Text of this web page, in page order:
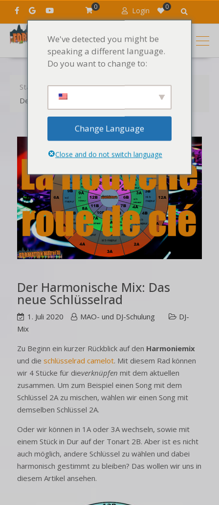
Login 0
0
Startseite
DJ-Mix
Der Harmonische Mix: Das neue Schlüsselrad
Der Harmonische Mix: Das
neue Schlüsselrad
1. Juli 2020 MAO- und DJ-Schulung
DJ-
Mix
Zu Beginn ein kurzer Rückblick auf den Harmoniemix
und die schlüsselrad camelot. Mit diesem Rad können
wir 4 Stücke für dieverknüpfen mit dem aktuellen
zusammen. Um zum Beispiel einen Song mit dem
Schlüssel 2A zu mischen, wählen wir einen Song mit
demselben Schlüssel 2A.
Oder wir können in 1A oder 3A wechseln, sowie mit
einem Stück in Dur auf der Tonart 2B. Aber ist es nicht
auch möglich, andere Schlüssel zu wählen und dabei
harmonisch gestimmt zu bleiben? Das wollen wir uns in
diesem Artikel ansehen.
We've detected you might be
speaking a different language.
Do you want to change to:
Change Language
Close and do not switch language